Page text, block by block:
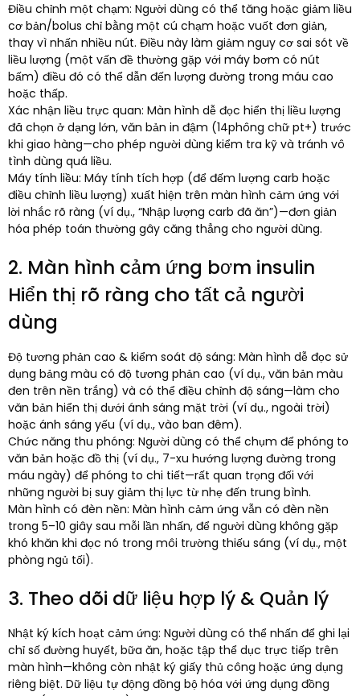
Điều chỉnh một chạm: Người dùng có thể tăng hoặc giảm liều
cơ bản/bolus chỉ bằng một cú chạm hoặc vuốt đơn giản,
thay vì nhấn nhiều nút. Điều này làm giảm nguy cơ sai sót về
liều lượng (một vấn đề thường gặp với máy bơm có nút
bấm) điều đó có thể dẫn đến lượng đường trong máu cao
hoặc thấp.​
Xác nhận liều trực quan: Màn hình dễ đọc hiển thị liều lượng
đã chọn ở dạng lớn, văn bản in đậm (14phông chữ pt+) trước
khi giao hàng—cho phép người dùng kiểm tra kỹ và tránh vô
tình dùng quá liều.​
Máy tính liều: Máy tính tích hợp (để đếm lượng carb hoặc
điều chỉnh liều lượng) xuất hiện trên màn hình cảm ứng với
lời nhắc rõ ràng (ví dụ., “Nhập lượng carb đã ăn”)—đơn giản
hóa phép toán thường gây căng thẳng cho người dùng.​
2. Màn hình cảm ứng bơm insulin
Hiển thị rõ ràng cho tất cả người
dùng
Độ tương phản cao & kiểm soát độ sáng: Màn hình dễ đọc sử
dụng bảng màu có độ tương phản cao (ví dụ., văn bản màu
đen trên nền trắng) và có thể điều chỉnh độ sáng—làm cho
văn bản hiển thị dưới ánh sáng mặt trời (ví dụ., ngoài trời)
hoặc ánh sáng yếu (ví dụ., vào ban đêm).​
Chức năng thu phóng: Người dùng có thể chụm để phóng to
văn bản hoặc đồ thị (ví dụ., 7-xu hướng lượng đường trong
máu ngày) để phóng to chi tiết—rất quan trọng đối với
những người bị suy giảm thị lực từ nhẹ đến trung bình.​
Màn hình có đèn nền: Màn hình cảm ứng vẫn có đèn nền
trong 5–10 giây sau mỗi lần nhấn, để người dùng không gặp
khó khăn khi đọc nó trong môi trường thiếu sáng (ví dụ., một
phòng ngủ tối).​
3. Theo dõi dữ liệu hợp lý & Quản lý
Nhật ký kích hoạt cảm ứng: Người dùng có thể nhấn để ghi lại
chỉ số đường huyết, bữa ăn, hoặc tập thể dục trực tiếp trên
màn hình—không còn nhật ký giấy thủ công hoặc ứng dụng
riêng biệt. Dữ liệu tự động đồng bộ hóa với ứng dụng đồng